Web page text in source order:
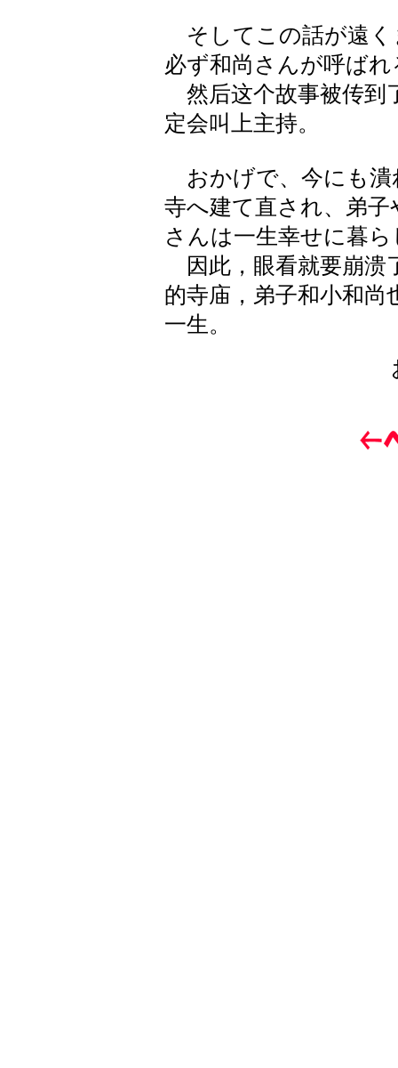
そしてこの話が遠く
必ず和尚さんが呼ば
然后这个故事被传到
定会叫上主持。
おかげで、今にも潰
寺へ建て直され、弟
さんは一生幸せに暮
因此，眼看就要崩溃
的寺庙，弟子和小和尚
一生。